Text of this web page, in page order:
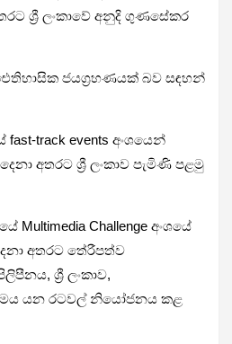
ශ්‍රී ලංකාවේ අනුදි ගුණසේකර
ඓතිහාසික ජයග්‍රහණයක් බව සඳහන්
track events අංශයෙන්
අතරට ශ්‍රී ලංකාව පැමිණි පළමු
Multimedia Challenge අංශයේ
අතරට තේරීපත්ව
ශ්‍රී ලංකාව,
යන රටවල් නියෝජනය කළ